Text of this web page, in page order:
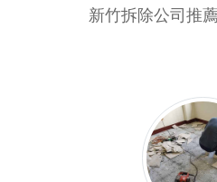
新竹拆除公司推